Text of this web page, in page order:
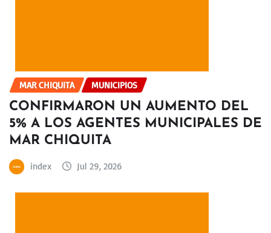
MAR CHIQUITA MUNICIPIOS
CONFIRMARON UN AUMENTO DEL
5% A LOS AGENTES MUNICIPALES DE
MAR CHIQUITA
index Jul 29, 2026